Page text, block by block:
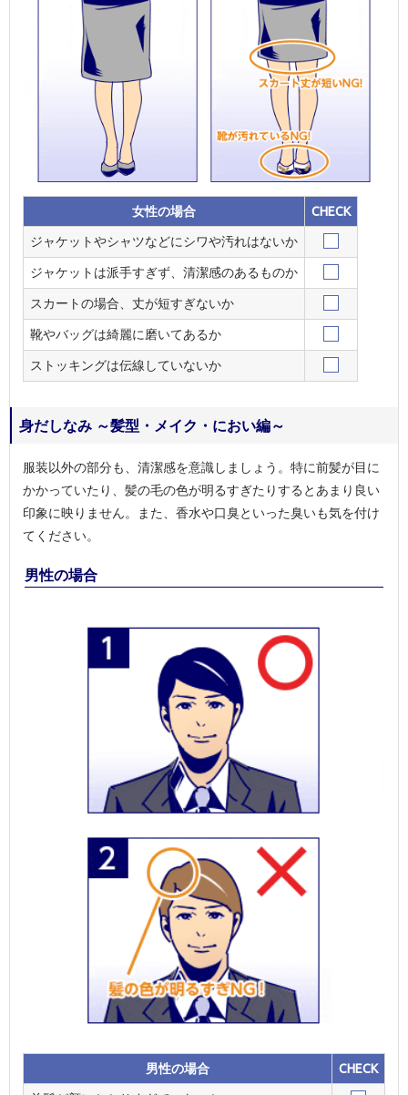
女性の場合 CHECK
ジャケットやシャツなどにシワや汚れはないか
ジャケットは派手すぎず、清潔感のあるものか
スカートの場合、丈が短すぎないか
靴やバッグは綺麗に磨いてあるか
ストッキングは伝線していないか
身だしなみ ～髪型・メイク・におい編～
服装以外の部分も、清潔感を意識しましょう。特に前髪が目に
かかっていたり、髪の毛の色が明るすぎたりするとあまり良い
印象に映りません。また、香水や口臭といった臭いも気を付け
てください。
男性の場合
男性の場合 CHECK